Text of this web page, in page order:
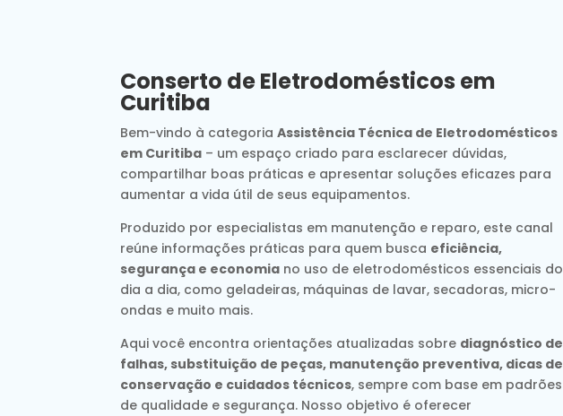
Conserto de Eletrodomésticos em
Curitiba
Bem-vindo à categoriaAssistência Técnica de Eletrodomésticos
em Curitiba – um espaço criado para esclarecer dúvidas,
compartilhar boas práticas e apresentar soluções eficazes para
aumentar a vida útil de seus equipamentos.
Produzido por especialistas em manutenção e reparo, este canal
reúne informações práticas para quem busca eficiência,
segurança e economia no uso de eletrodomésticos essenciais do
dia a dia, como geladeiras, máquinas de lavar, secadoras, micro-
ondas e muito mais.
Aqui você encontra orientações atualizadas sobre diagnóstico de
falhas, substituição de peças, manutenção preventiva, dicas de
conservação e cuidados técnicos, sempre com base em padrões
de qualidade e segurança. Nosso objetivo é oferecer